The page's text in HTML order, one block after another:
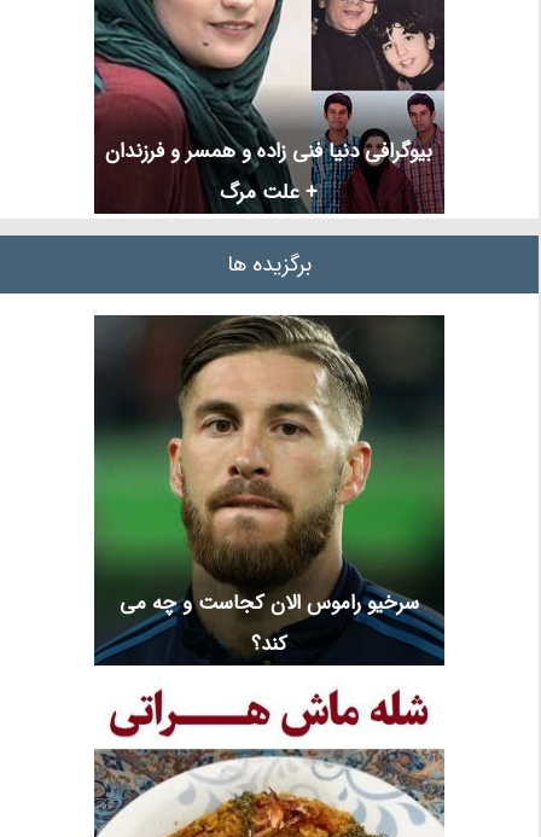
بیوگرافی دنیا فنی زاده و همسر و فرزندان
+ علت مرگ
برگزیده ها
سرخیو راموس الان کجاست و چه می
کند؟